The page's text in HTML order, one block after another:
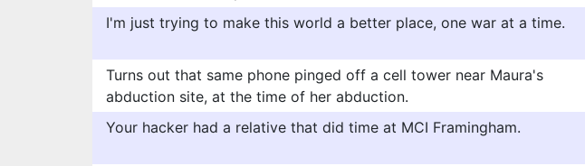
I'm just trying to make this world a better place, one war at a time.
Turns out that same phone pinged off a cell tower near Maura's
abduction site, at the time of her abduction.
Your hacker had a relative that did time at MCI Framingham.